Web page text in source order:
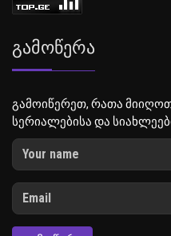
Გამოწერა
გამოიწერეთ, რათა
სერიალებისა და